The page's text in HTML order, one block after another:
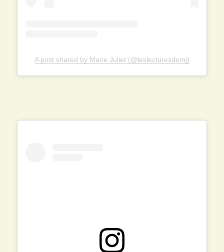
A post shared by Marie Juliet (@leslecturesdemj)